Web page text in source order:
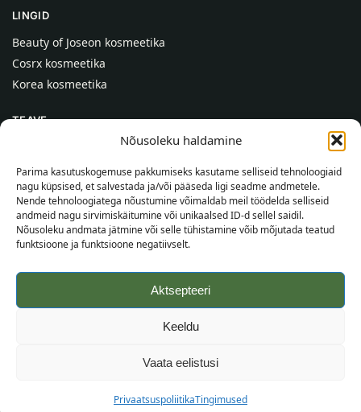
Nõusoleku haldamine
Parima kasutuskogemuse pakkumiseks kasutame selliseid tehnoloogiaid
nagu küpsised, et salvestada ja/või pääseda ligi seadme andmetele.
Nende tehnoloogiatega nõustumine võimaldab meil töödelda selliseid
andmeid nagu sirvimiskäitumine või unikaalsed ID-d sellel saidil.
Nõusoleku andmata jätmine või selle tühistamine võib mõjutada teatud
funktsioone ja funktsioone negatiivselt.
Aktsepteeri
Keeldu
Vaata eelistusi
PrivaatsuspoliitikaTingimused
LINGID
Beauty of Joseon kosmeetika
Cosrx kosmeetika
Korea kosmeetika
TEAVE
Kontaktid
Abi
TEAVE OSTJALE
Tarnetingimused
Tingimused
Veebikaart